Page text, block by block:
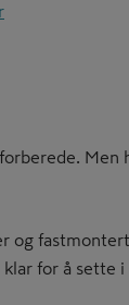
og
for å sette i